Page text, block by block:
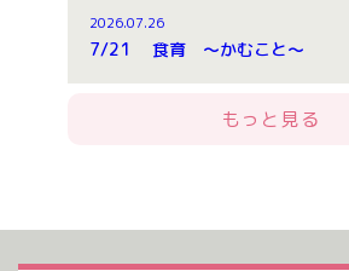
2026.07.26
7/21 食育 ～かむこと～
もっと見る